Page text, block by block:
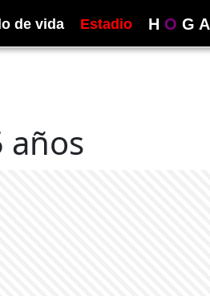
de vida Estadio H O G A
años